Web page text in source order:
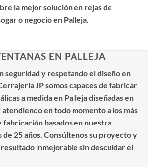
la mejor solución en rejas de
o negocio en Palleja.
EN PALLEJA
seguridad y respetando el diseño en
JP somos capaces de fabricar
a medida en Palleja diseñadas en
en todo momento a los más
fabricación basados en nuestra
de 25 años. Consúltenos su proyecto y
inmejorable sin descuidar el